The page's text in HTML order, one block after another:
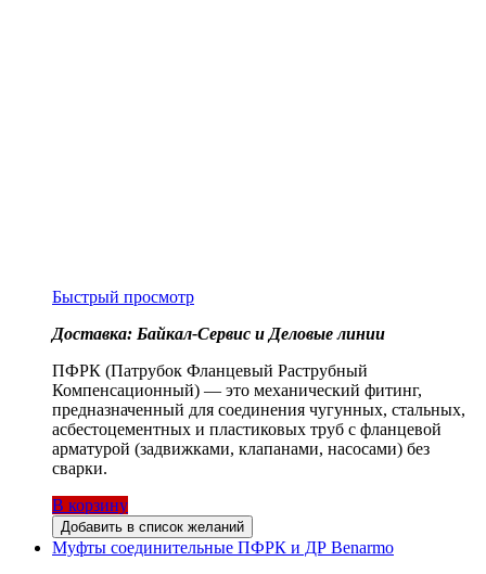
Быстрый просмотр
Доставка: Байкал-Сервис и Деловые линии
ПФРК (Патрубок Фланцевый Раструбный
Компенсационный) — это механический фитинг,
предназначенный для соединения чугунных, стальных,
асбестоцементных и пластиковых труб с фланцевой
арматурой (задвижками, клапанами, насосами) без
сварки.
В корзину
Добавить в список желаний
Муфты соединительные ПФРК и ДР Benarmo